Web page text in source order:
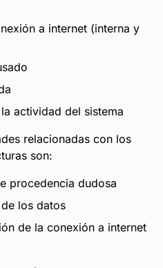
a internet (interna y
actividad del sistema
relacionadas con los
son:
procedencia dudosa
los datos
de la conexión a internet